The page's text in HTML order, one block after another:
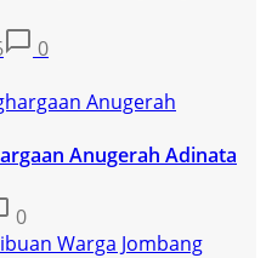
0
Anugerah Adinata
0